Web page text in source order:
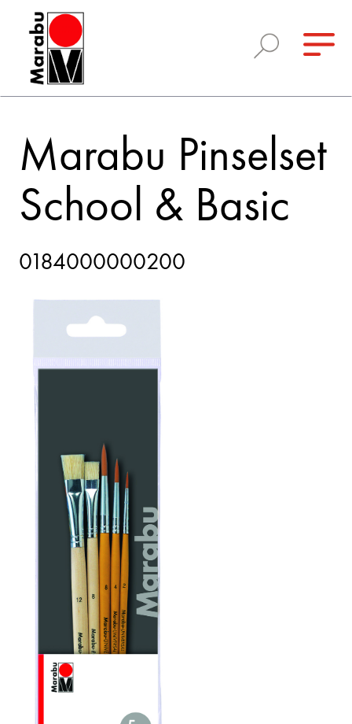
Marabu Pinselset
School & Basic
0184000000200